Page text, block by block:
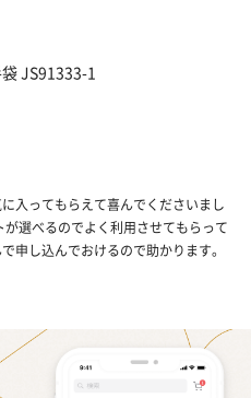
JS91333-1
入ってもらえて喜んでくださいまし
選べるのでよく利用させてもらって
申し込んでおけるので助かります。